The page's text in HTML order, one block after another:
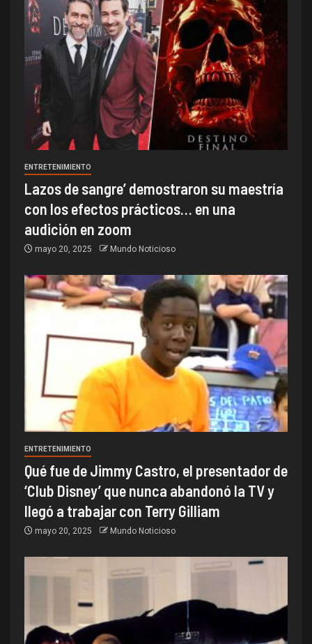
ENTRETENIMIENTO
Lazos de sangre’ demostraron su maestría
con los efectos prácticos… en una
audición en zoom
mayo 20, 2025 Mundo Noticioso
ENTRETENIMIENTO
Qué fue de Jimmy Castro, el presentador de
‘Club Disney’ que nunca abandonó la TV y
llegó a trabajar con Terry Gilliam
mayo 20, 2025 Mundo Noticioso